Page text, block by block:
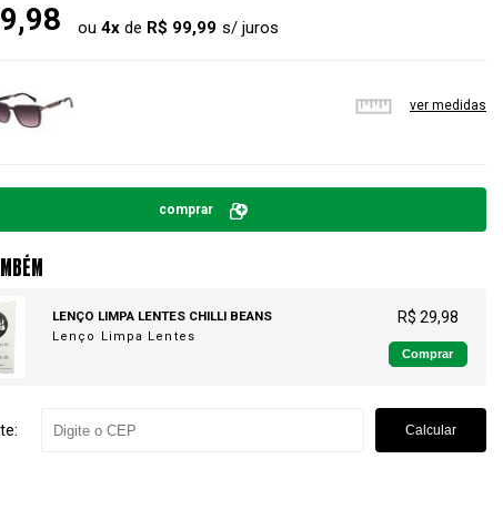
ou4x de R$ 99,99
ver medidas
comprar
LENÇO LIMPA LENTES CHILLI BEANS
Lenço Limpa Lentes
R$ 29,98
Comprar
Calcular